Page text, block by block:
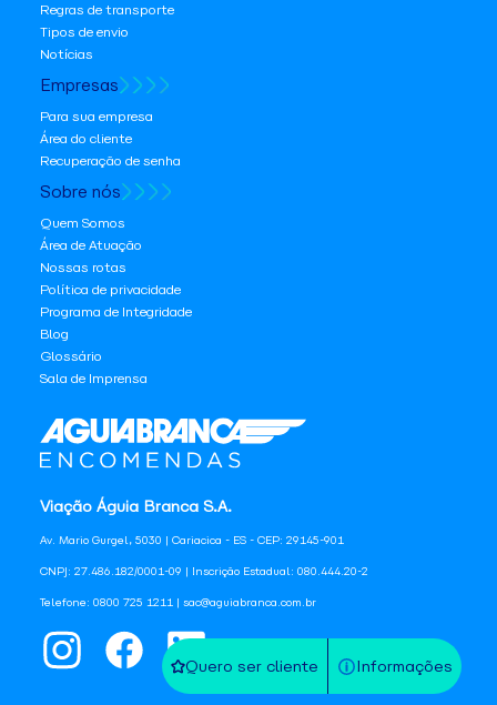
Quero ser cliente Informações
Viação Águia Branca S.A.
Av. Mario Gurgel, 5030 | Cariacica - ES - CEP: 29145-901
CNPJ: 27.486.182/0001-09 | Inscrição Estadual: 080.444.20-2
Telefone: 0800 725 1211 | sac@aguiabranca.com.br
Regras de transporte
Tipos de envio
Notícias
Empresas
Para sua empresa
Área do cliente
Recuperação de senha
Sobre nós
Quem Somos
Área de Atuação
Nossas rotas
Política de privacidade
Programa de Integridade
Blog
Glossário
Sala de Imprensa